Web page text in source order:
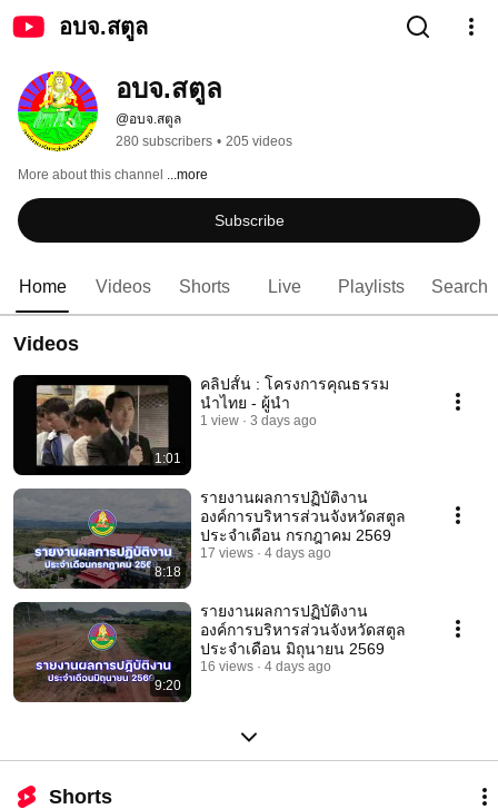
อบจ.สตูล
อบจ.สตูล
@อบจ.สตูล
280 subscribers • 205 videos
More about this channel ...more
Subscribe
Home Videos Shorts Live Playlists Search
Videos
1:01
คลิปสั้น : โครงการคุณธรรม
นำไทย - ผู้นำ
1 view 3 days ago
8:18
รายงานผลการปฏิบัติงาน
องค์การบริหารส่วนจังหวัดสตูล
ประจำเดือน กรกฎาคม 2569
17 views 4 days ago
9:20
รายงานผลการปฏิบัติงาน
องค์การบริหารส่วนจังหวัดสตูล
ประจำเดือน มิถุนายน 2569
16 views 4 days ago
Shorts